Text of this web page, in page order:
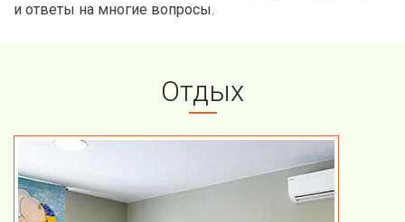
и ответы на многие вопросы.
Отдых